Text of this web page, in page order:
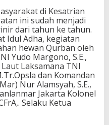
di Kesatrian
ini sudah menjadi
dari tahun ke tahun.
Idul Adha, kegiatan
hewan Qurban oleh
Yudo Margono, S.E.,
Laksamana TNI
dan Komandan
Nur Alamsyah, S.E.,
Jakarta Kolonel
Selaku Ketua